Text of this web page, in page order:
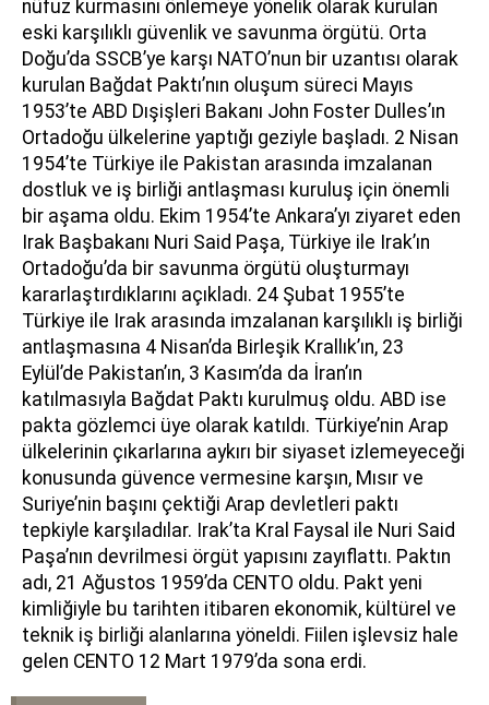
nüfuz kurmasını önlemeye yönelik olarak kurulan
eski karşılıklı güvenlik ve savunma örgütü. Orta
Doğu’da SSCB’ye karşı NATO’nun bir uzantısı olarak
kurulan Bağdat Paktı’nın oluşum süreci Mayıs
1953’te ABD Dışişleri Bakanı John Foster Dulles’ın
Ortadoğu ülkelerine yaptığı geziyle başladı. 2 Nisan
1954’te Türkiye ile Pakistan arasında imzalanan
dostluk ve iş birliği antlaşması kuruluş için önemli
bir aşama oldu. Ekim 1954’te Ankara’yı ziyaret eden
Irak Başbakanı Nuri Said Paşa, Türkiye ile Irak’ın
Ortadoğu’da bir savunma örgütü oluşturmayı
kararlaştırdıklarını açıkladı. 24 Şubat 1955’te
Türkiye ile Irak arasında imzalanan karşılıklı iş birliği
antlaşmasına 4 Nisan’da Birleşik Krallık’ın, 23
Eylül’de Pakistan’ın, 3 Kasım’da da İran’ın
katılmasıyla Bağdat Paktı kurulmuş oldu. ABD ise
pakta gözlemci üye olarak katıldı. Türkiye’nin Arap
ülkelerinin çıkarlarına aykırı bir siyaset izlemeyeceği
konusunda güvence vermesine karşın, Mısır ve
Suriye’nin başını çektiği Arap devletleri paktı
tepkiyle karşıladılar. Irak’ta Kral Faysal ile Nuri Said
Paşa’nın devrilmesi örgüt yapısını zayıflattı. Paktın
adı, 21 Ağustos 1959’da CENTO oldu. Pakt yeni
kimliğiyle bu tarihten itibaren ekonomik, kültürel ve
teknik iş birliği alanlarına yöneldi. Fiilen işlevsiz hale
gelen CENTO 12 Mart 1979’da sona erdi.